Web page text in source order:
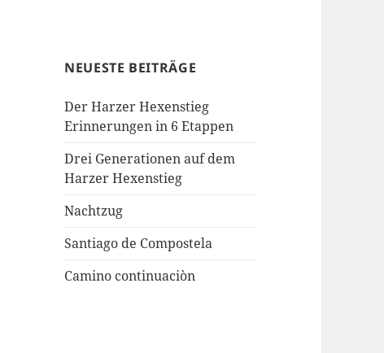
NEUESTE BEITRÄGE
Der Harzer Hexenstieg
Erinnerungen in 6 Etappen
Drei Generationen auf dem
Harzer Hexenstieg
Nachtzug
Santiago de Compostela
Camino continuaciòn